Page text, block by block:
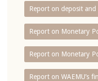
Report on deposit and
Report on Monetary
Report on Monetary
Report on WAEMU’s